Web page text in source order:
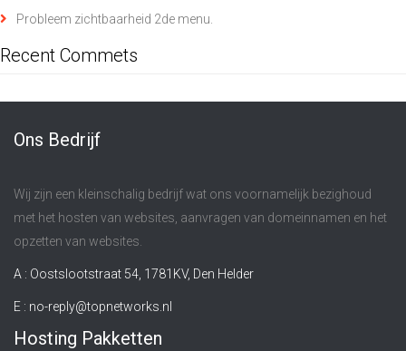
Probleem zichtbaarheid 2de menu.
Recent Commets
Ons Bedrijf
Wij zijn een kleinschalig bedrijf wat ons voornamelijk bezighoud
met het hosten van websites, aanvragen van domeinnamen en het
opzetten van websites.
A : Oostslootstraat 54, 1781KV, Den Helder
E : no-reply@topnetworks.nl
Hosting Pakketten